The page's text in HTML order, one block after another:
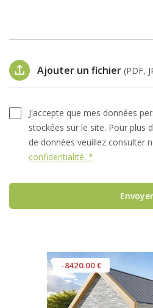
Ajouter un fichier (PDF,
J'accepte que mes données
stockées sur le site. Pour plus
de données veuillez consulter
confidentialité. *
Envoyer
-8420.00 €